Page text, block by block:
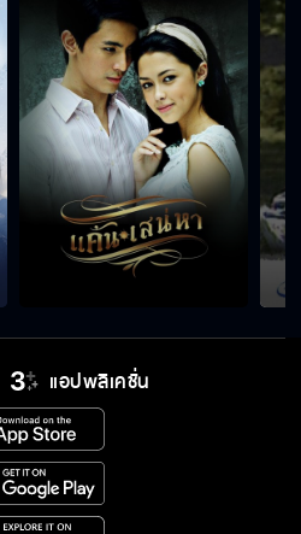
แอปพลิเคชั่น